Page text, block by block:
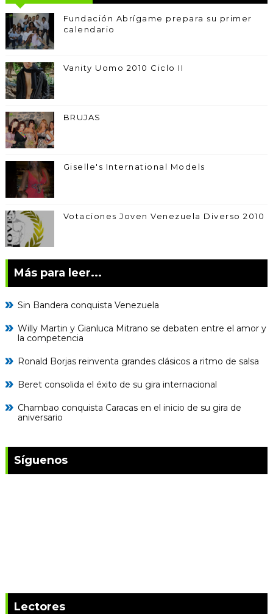
Fundación Abrígame prepara su primer
calendario
Vanity Uomo 2010 Ciclo II
BRUJAS
Giselle's International Models
Votaciones Joven Venezuela Diverso 2010
Más para leer...
Sin Bandera conquista Venezuela
Willy Martin y Gianluca Mitrano se debaten entre el amor y
la competencia
Ronald Borjas reinventa grandes clásicos a ritmo de salsa
Beret consolida el éxito de su gira internacional
Chambao conquista Caracas en el inicio de su gira de
aniversario
Síguenos
Lectores